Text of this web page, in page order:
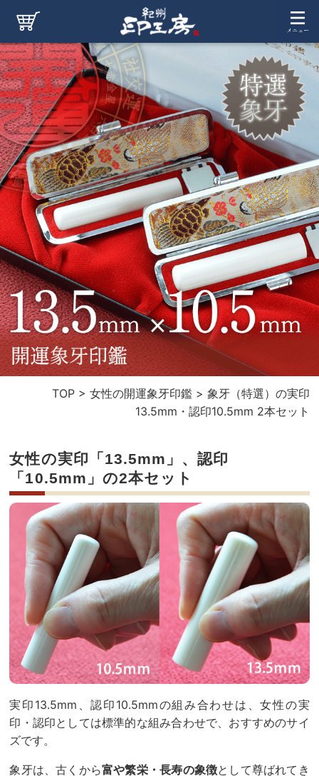
TOP> 女性の開運象牙印鑑> 象牙（特選）の実印
13.5mm・認印10.5mm 2本セット
女性の実印「13.5mm」、認印
「10.5mm」の2本セット
実印13.5mm、認印10.5mmの組み合わせは、女性の実
印・認印としては標準的な組み合わせで、おすすめのサイ
ズです。
象牙は、古くから富や繁栄・長寿の象徴として尊ばれてき